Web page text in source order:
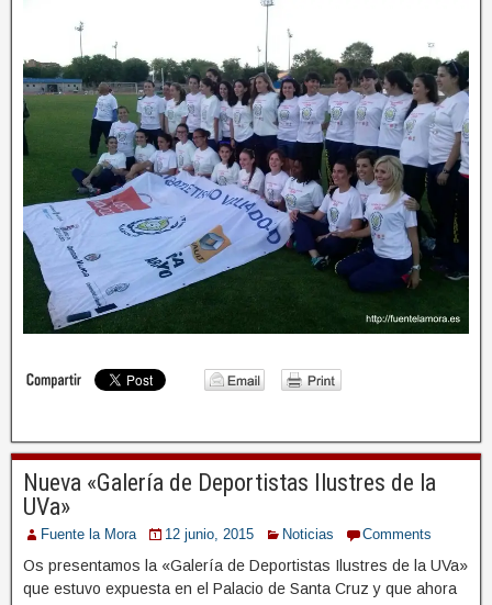
Nueva «Galería de Deportistas Ilustres de la
UVa»
Fuente la Mora 12 junio, 2015 Noticias Comments
Os presentamos la «Galería de Deportistas Ilustres de la UVa»
que estuvo expuesta en el Palacio de Santa Cruz y que ahora